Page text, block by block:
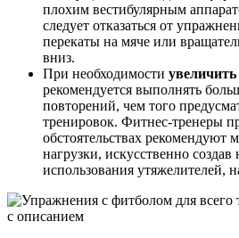
плохим вестибулярным
следует отказаться от
перекаты на мяче или
вниз.
При необходимости увеличить
рекомендуется выполнять
повторений, чем того
тренировок. Фитнес-тренеры
обстоятельствах рекомендуют
нагрузки, искусственно создав
использования утяжелителей,